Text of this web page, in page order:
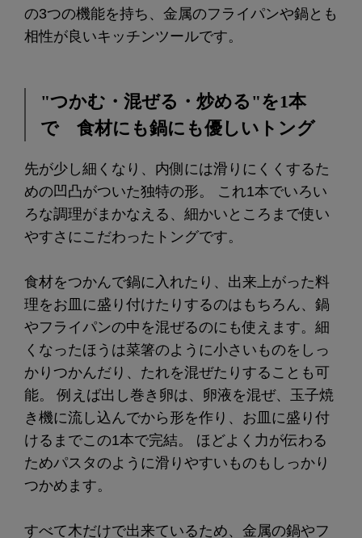
の3つの機能を持ち、金属のフライパンや鍋とも
相性が良いキッチンツールです。
"つかむ・混ぜる・炒める"を1本
で 食材にも鍋にも優しいトング
先が少し細くなり、内側には滑りにくくするた
めの凹凸がついた独特の形。 これ1本でいろい
ろな調理がまかなえる、細かいところまで使い
やすさにこだわったトングです。
食材をつかんで鍋に入れたり、出来上がった料
理をお皿に盛り付けたりするのはもちろん、鍋
やフライパンの中を混ぜるのにも使えます。細
くなったほうは菜箸のように小さいものをしっ
かりつかんだり、たれを混ぜたりすることも可
能。 例えば出し巻き卵は、卵液を混ぜ、玉子焼
き機に流し込んでから形を作り、お皿に盛り付
けるまでこの1本で完結。 ほどよく力が伝わる
ためパスタのように滑りやすいものもしっかり
つかめます。
すべて木だけで出来ているため、金属の鍋やフ